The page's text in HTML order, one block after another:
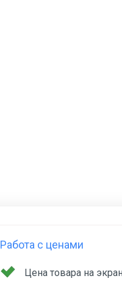
Работа с ценами
Цена товара на